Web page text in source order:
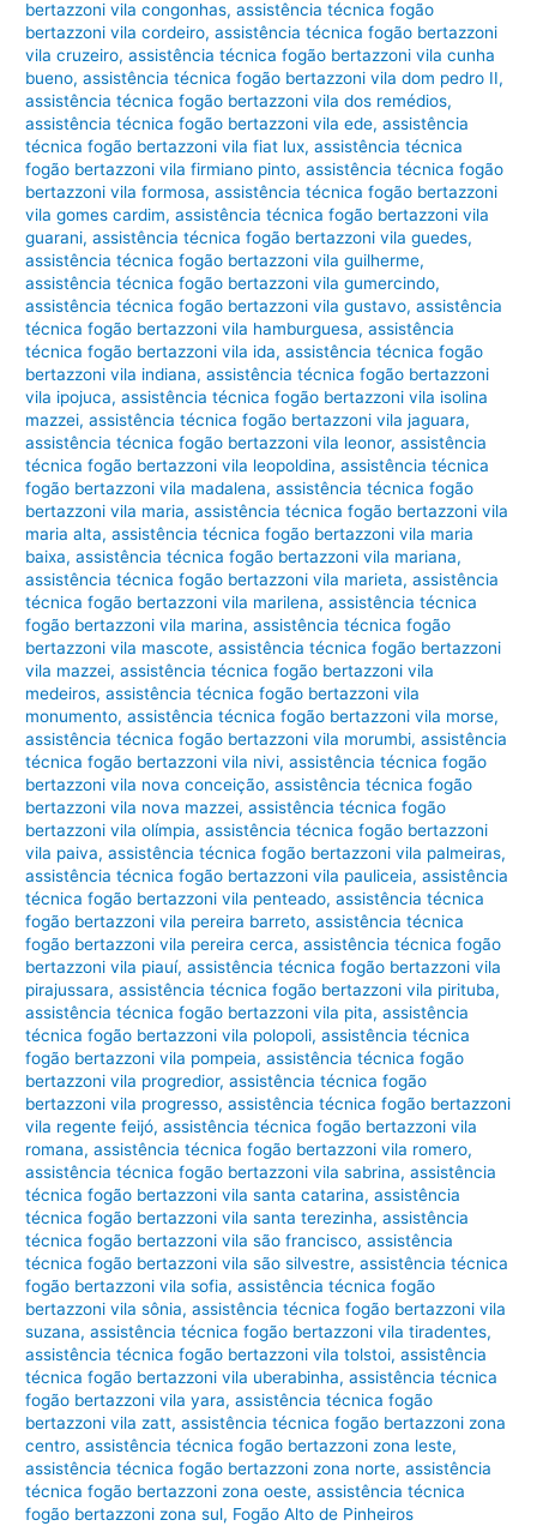
bertazzoni vila congonhas,assistência técnica fogão
bertazzoni vila cordeiro,assistência técnica fogão bertazzoni
vila cruzeiro,assistência técnica fogão bertazzoni vila cunha
bueno,assistência técnica fogão bertazzoni vila dom pedro II,
assistência técnica fogão bertazzoni vila dos remédios,
assistência técnica fogão bertazzoni vila ede,assistência
técnica fogão bertazzoni vila fiat lux,assistência técnica
fogão bertazzoni vila firmiano pinto,assistência técnica fogão
bertazzoni vila formosa,assistência técnica fogão bertazzoni
vila gomes cardim,assistência técnica fogão bertazzoni vila
guarani,assistência técnica fogão bertazzoni vila guedes,
assistência técnica fogão bertazzoni vila guilherme,
assistência técnica fogão bertazzoni vila gumercindo,
assistência técnica fogão bertazzoni vila gustavo,assistência
técnica fogão bertazzoni vila hamburguesa,assistência
técnica fogão bertazzoni vila ida,assistência técnica fogão
bertazzoni vila indiana,assistência técnica fogão bertazzoni
vila ipojuca,assistência técnica fogão bertazzoni vila isolina
mazzei,assistência técnica fogão bertazzoni vila jaguara,
assistência técnica fogão bertazzoni vila leonor,assistência
técnica fogão bertazzoni vila leopoldina,assistência técnica
fogão bertazzoni vila madalena,assistência técnica fogão
bertazzoni vila maria,assistência técnica fogão bertazzoni vila
maria alta,assistência técnica fogão bertazzoni vila maria
baixa,assistência técnica fogão bertazzoni vila mariana,
assistência técnica fogão bertazzoni vila marieta,assistência
técnica fogão bertazzoni vila marilena,assistência técnica
fogão bertazzoni vila marina,assistência técnica fogão
bertazzoni vila mascote,assistência técnica fogão bertazzoni
vila mazzei,assistência técnica fogão bertazzoni vila
medeiros,assistência técnica fogão bertazzoni vila
monumento,assistência técnica fogão bertazzoni vila morse,
assistência técnica fogão bertazzoni vila morumbi,assistência
técnica fogão bertazzoni vila nivi,assistência técnica fogão
bertazzoni vila nova conceição,assistência técnica fogão
bertazzoni vila nova mazzei,assistência técnica fogão
bertazzoni vila olímpia,assistência técnica fogão bertazzoni
vila paiva,assistência técnica fogão bertazzoni vila palmeiras,
assistência técnica fogão bertazzoni vila pauliceia,assistência
técnica fogão bertazzoni vila penteado,assistência técnica
fogão bertazzoni vila pereira barreto,assistência técnica
fogão bertazzoni vila pereira cerca,assistência técnica fogão
bertazzoni vila piauí,assistência técnica fogão bertazzoni vila
pirajussara,assistência técnica fogão bertazzoni vila pirituba,
assistência técnica fogão bertazzoni vila pita,assistência
técnica fogão bertazzoni vila polopoli,assistência técnica
fogão bertazzoni vila pompeia,assistência técnica fogão
bertazzoni vila progredior,assistência técnica fogão
bertazzoni vila progresso,assistência técnica fogão bertazzoni
vila regente feijó,assistência técnica fogão bertazzoni vila
romana,assistência técnica fogão bertazzoni vila romero,
assistência técnica fogão bertazzoni vila sabrina,assistência
técnica fogão bertazzoni vila santa catarina,assistência
técnica fogão bertazzoni vila santa terezinha,assistência
técnica fogão bertazzoni vila são francisco,assistência
técnica fogão bertazzoni vila são silvestre,assistência técnica
fogão bertazzoni vila sofia,assistência técnica fogão
bertazzoni vila sônia,assistência técnica fogão bertazzoni vila
suzana,assistência técnica fogão bertazzoni vila tiradentes,
assistência técnica fogão bertazzoni vila tolstoi,assistência
técnica fogão bertazzoni vila uberabinha,assistência técnica
fogão bertazzoni vila yara,assistência técnica fogão
bertazzoni vila zatt,assistência técnica fogão bertazzoni zona
centro,assistência técnica fogão bertazzoni zona leste,
assistência técnica fogão bertazzoni zona norte,assistência
técnica fogão bertazzoni zona oeste,assistência técnica
fogão bertazzoni zona sul, Fogão Alto de Pinheiros